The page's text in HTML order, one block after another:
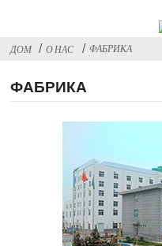
ДОМ О НАС ФАБРИКА
ФАБРИКА